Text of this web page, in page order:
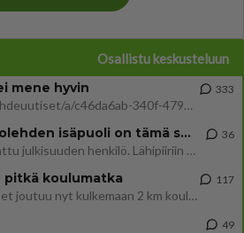
Osallistu keskusteluun
mene hyvin
https://www.iltalehti.fi/viihdeuutiset/a/c46da6ab-340f-4790-aaa7-0865eed2336 Yrityksen konkurssihakemus on tullut kärä
333
Tiesitkö? Martina Aitolehden isäpuoli on tämä suosittu laulaja
Martina Aitolehti on seurattu julkisuuden henkilö. Lähipiiriin mahtuu muitakin tunnettuja henkilöitä. Tiesitkö, että Ma
36
pitkä koulumatka
Hesarissa päivitellään lapset joutuu nyt kulkemaan 2 km kouluun jösses. Ruostefillarilla tuo matka menee vaikka miten äk
117
49